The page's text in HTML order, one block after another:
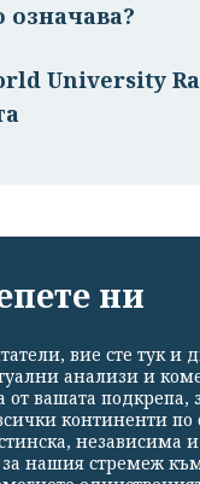
означава?
University
ни
вие сте тук и
анализи и
вашата подкрепа,
континенти по
независима
нашия стремеж